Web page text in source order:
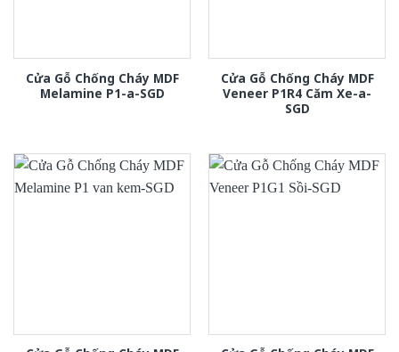
Cửa Gỗ Chống Cháy MDF
Melamine P1-a-SGD
Cửa Gỗ Chống Cháy MDF
Veneer P1R4 Căm Xe-a-
SGD